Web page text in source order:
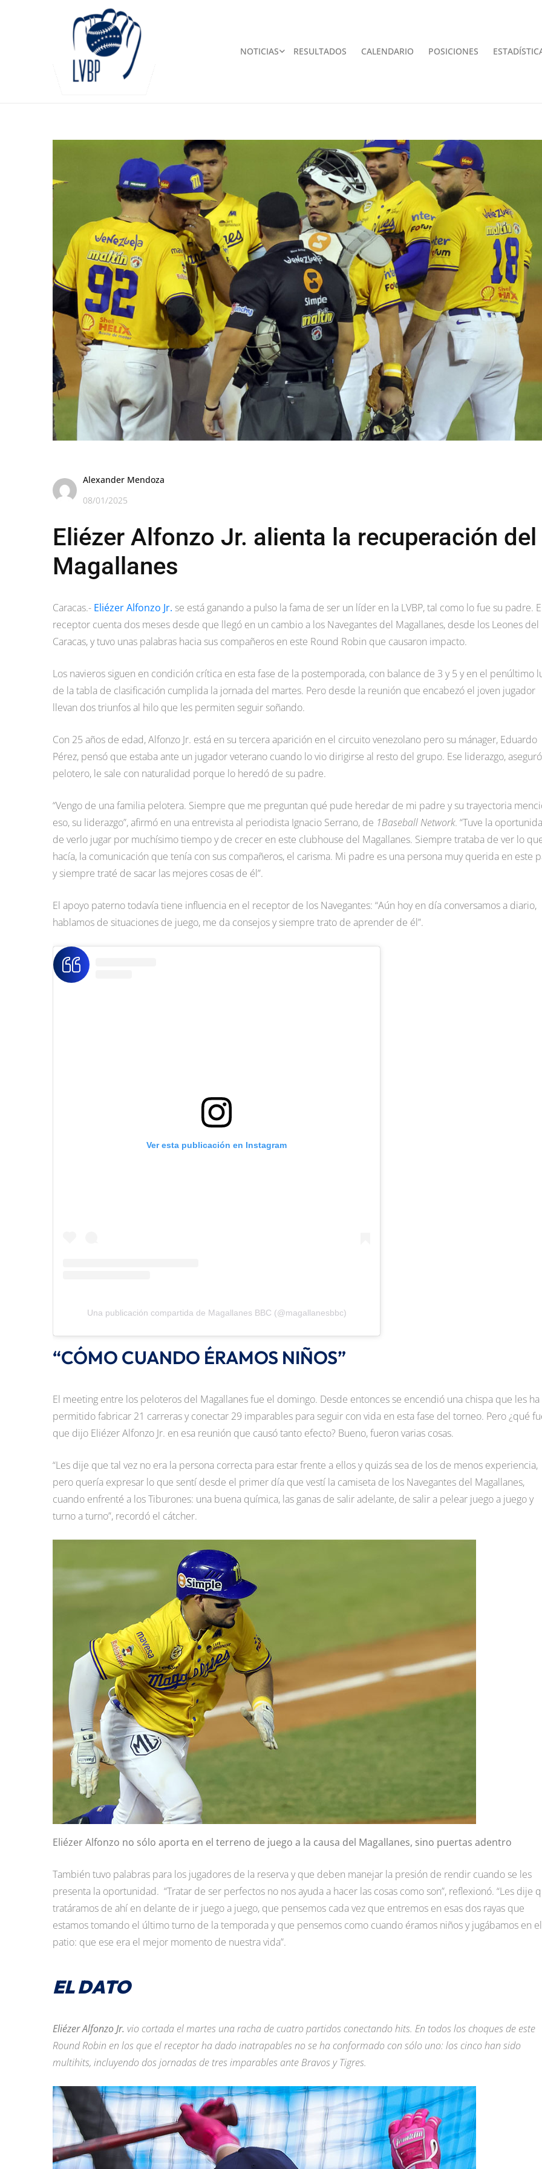
NOTICIAS RESULTADOS CALENDARIO POSICIONES
Alexander Mendoza
08/01/2025
Eliézer Alfonzo Jr. alienta la recuperación del
Magallanes
Caracas.- Eliézer Alfonzo Jr. se está ganando a pulso la fama de ser un líder en la LVBP, tal como lo fue su padre.
receptor cuenta dos meses desde que llegó en un cambio a los Navegantes del Magallanes, desde los Leones del
Caracas, y tuvo unas palabras hacia sus compañeros en este Round Robin que causaron impacto.
Los navieros siguen en condición crítica en esta fase de la postemporada, con balance de 3 y 5 y en el penúltimo
de la tabla de clasificación cumplida la jornada del martes. Pero desde la reunión que encabezó el joven jugador
llevan dos triunfos al hilo que les permiten seguir soñando.
Con 25 años de edad, Alfonzo Jr. está en su tercera aparición en el circuito venezolano pero su mánager, Eduardo
Pérez, pensó que estaba ante un jugador veterano cuando lo vio dirigirse al resto del grupo. Ese liderazgo,
pelotero, le sale con naturalidad porque lo heredó de su padre.
“Vengo de una familia pelotera. Siempre que me preguntan qué pude heredar de mi padre y su trayectoria
eso, su liderazgo”, afirmó en una entrevista al periodista Ignacio Serrano, de 1Baseball Network. “Tuve la
de verlo jugar por muchísimo tiempo y de crecer en este clubhouse del Magallanes. Siempre trataba de ver lo
hacía, la comunicación que tenía con sus compañeros, el carisma. Mi padre es una persona muy querida en este
y siempre traté de sacar las mejores cosas de él”.
El apoyo paterno todavía tiene influencia en el receptor de los Navegantes: “Aún hoy en día conversamos a diario,
hablamos de situaciones de juego, me da consejos y siempre trato de aprender de él”.
Ver esta publicación en Instagram
Una publicación compartida de Magallanes BBC (@magallanesbbc)
“CÓMO CUANDO ÉRAMOS NIÑOS”
El meeting entre los peloteros del Magallanes fue el domingo. Desde entonces se encendió una chispa que les ha
permitido fabricar 21 carreras y conectar 29 imparables para seguir con vida en esta fase del torneo. Pero ¿qué
que dijo Eliézer Alfonzo Jr. en esa reunión que causó tanto efecto? Bueno, fueron varias cosas.
“Les dije que tal vez no era la persona correcta para estar frente a ellos y quizás sea de los de menos experiencia,
pero quería expresar lo que sentí desde el primer día que vestí la camiseta de los Navegantes del Magallanes,
cuando enfrenté a los Tiburones: una buena química, las ganas de salir adelante, de salir a pelear juego a juego y
turno a turno”, recordó el cátcher.
Eliézer Alfonzo no sólo aporta en el terreno de juego a la causa del Magallanes, sino puertas adentro
También tuvo palabras para los jugadores de la reserva y que deben manejar la presión de rendir cuando se les
presenta la oportunidad. “Tratar de ser perfectos no nos ayuda a hacer las cosas como son”, reflexionó. “Les dije
tratáramos de ahí en delante de ir juego a juego, que pensemos cada vez que entremos en esas dos rayas que
estamos tomando el último turno de la temporada y que pensemos como cuando éramos niños y jugábamos en el
patio: que ese era el mejor momento de nuestra vida”.
EL DATO
Eliézer Alfonzo Jr. vio cortada el martes una racha de cuatro partidos conectando hits. En todos los choques de este
Round Robin en los que el receptor ha dado inatrapables no se ha conformado con sólo uno: los cinco han sido
multihits, incluyendo dos jornadas de tres imparables ante Bravos y Tigres.